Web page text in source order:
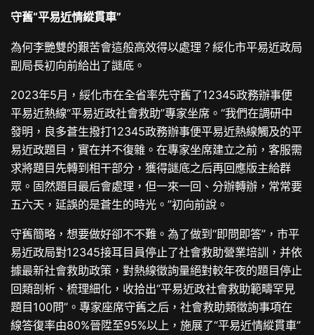
守舊“平易近情縱貫車”
為何李艷雙的艱苦會這般高效得以處理？綏化市平易近政局
副局長初向前給出了謎底。
2023年5月，綏化市在全省率先守舊了12345政務辦事便
平易近熱線“平易近政社會救助”專家坐席。“我們在調研中
發明，良多蒼生撥打12345政務辦事便平易近熱線觸及的平
易近政題目，實在并不復雜。在專家坐席建立之前，客服需
求將題目先轉到相干部分，獲得謎底之后再回應版主給群
眾。固然題目最后會處理，但一來一回、分辦轉辦，常常要
五六天，延誤的是蒼生的時光。”初向前說。
守舊簡略，想要做好卻不不難。為了做到“即問即答”，市平
易近政局對12345接耳目員停止了社會救助營業培訓，并依
據最新社會救助政策，對熱線徵詢量絕對較年夜的題目停止
回類剖析、梳理細化，收拾出“平易近政社會救助範疇罕見
題目100問”。專家座席守舊之后，社會救助類徵詢事項在
線答復率由80%晉陞至95%以上，施展了“平易近情縱貫車”